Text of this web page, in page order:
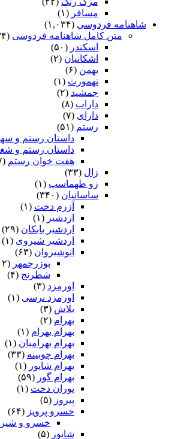
مسافر (۱)
شاهنامه فردوسی (۱,۰۳۴)
متن کامل شاهنامه فردوسی (۱,۰۳۴)
اسکندر (۵۰)
اشکانیان (۲)
بهمن (۶)
تهمورث (۱)
جمشید (۲)
داراب (۸)
دارای (۷)
رستم (۵۱)
داستان رستم و
داستان رستم و
هفت خوان رستم‏ (۷)
زال (۳۳)
زو طهماسپ‏ (۱)
ساسانیان (۳۴۰)
آزرم دخت (۱)
اردشیر (۱)
اردشیر بابکان (۲۹)
اردشیر شیروی (۱)
انوشیروان (۶۳)
بوزرجمهر (۱۲)
شطرنج (۴)
اورمزد (۳)
اورمزد نرسى‏ (۱)
بلاش (۳)
بهرام (۲)
بهرام بهرام (۱)
بهرام بهرامیان‏ (۱)
بهرام چوبینه (۳۳)
بهرام شاپور (۱)
بهرام گور (۵۹)
پوران دخت (۱)
پیروز (۵)
خسرو پرویز (۶۴)
خسرو و
شاپور (۵)